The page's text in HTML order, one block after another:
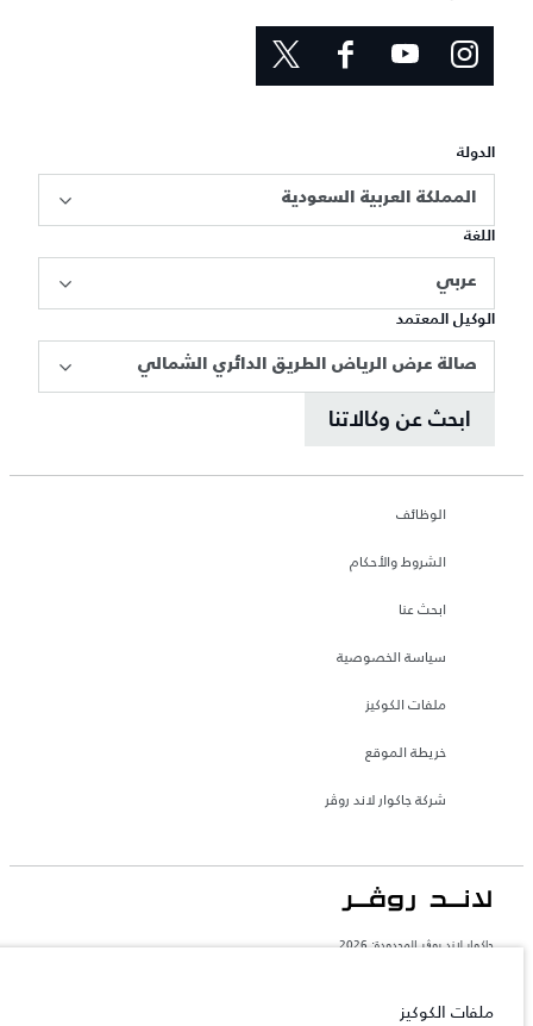
الدولة
المملكة العربية السعودية
اللغة
عربي
الوكيل المعتمد
صالة عرض الرياض الطريق الدائري الشمالي
ابحث عن وكالاتنا
الوظائف
الشروط والأحكام
ابحث عنا
سياسة الخصوصية
ملفات الكوكيز
خريطة الموقع
شركة جاكوار لاند روڤر
جاكوار لاند روڨر المحدودة: 2026
تعكس الأوزان المذكورة مواصفات السيارة القياسية. سوف تؤثر الإكسسوارات وغيرها من
العناصر المثبتة بعد نقطة التصنيع في الحمولة. تأكد من عدم تجاوز الوزن الإجمالي للسيارة
ملفات الكوكيز